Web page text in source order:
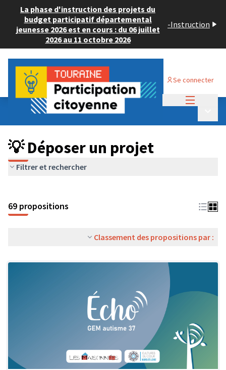
La phase d'instruction des projets du
budget participatif départemental
jeunesse 2026 est en cours : du 06 juillet
2026 au 11 octobre 2026
-Instruction
Se connecter
Budget Participatif ADULTE 2024
💡 Déposer un projet
💡 Déposer un projet
Filtrer et rechercher
69 propositions
Classement des propositions par :